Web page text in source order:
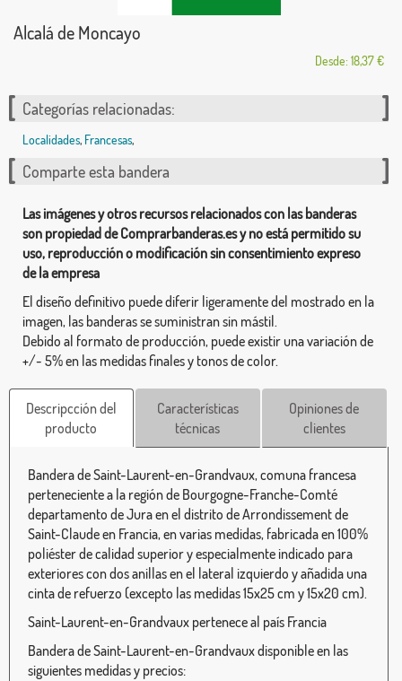
Alcalá de Moncayo
Desde: 18,37 €
Categorías relacionadas:
Localidades, Francesas,
Comparte esta bandera
Las imágenes y otros recursos relacionados con las banderas
son propiedad de Comprarbanderas.es y no está permitido su
uso, reproducción o modificación sin consentimiento expreso
de la empresa
El diseño definitivo puede diferir ligeramente del mostrado en la
imagen, las banderas se suministran sin mástil.
Debido al formato de producción, puede existir una variación de
+/- 5% en las medidas finales y tonos de color.
Descripcción del
producto
Características
técnicas
Opiniones de
clientes
Bandera de Saint-Laurent-en-Grandvaux, comuna francesa
perteneciente a la región de Bourgogne-Franche-Comté
departamento de Jura en el distrito de Arrondissement de
Saint-Claude en Francia, en varias medidas, fabricada en 100%
poliéster de calidad superior y especialmente indicado para
exteriores con dos anillas en el lateral izquierdo y añadida una
cinta de refuerzo (excepto las medidas 15x25 cm y 15x20 cm).
Saint-Laurent-en-Grandvaux pertenece al país Francia
Bandera de Saint-Laurent-en-Grandvaux disponible en las
siguientes medidas y precios: